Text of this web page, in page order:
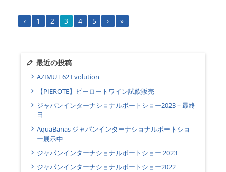
‹ 1 2 3 4 5 › »
最近の投稿
AZIMUT 62 Evolution
【PIEROTE】ピーロートワイン試飲販売
ジャパンインターナショナルボートショー2023－最終
日
AquaBanas ジャパンインターナショナルボートショ
ー展示中
ジャパンインターナショナルボートショー 2023
ジャパンインターナショナルボートショー2022